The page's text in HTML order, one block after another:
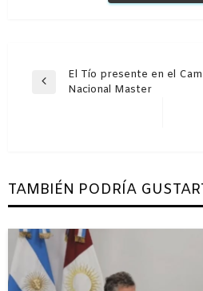
Navegación
Entrada
El Tío presente en el
Nacional Master
TAMBIÉN PODRÍA